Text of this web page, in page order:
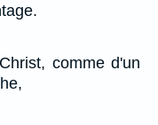
comme d'un